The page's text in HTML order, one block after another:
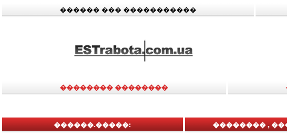
������ ��� �����������
�������� ��������
������.�����:
�������� ,